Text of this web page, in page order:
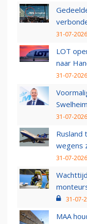
31-07-
LOT
naar
31-07-
31-07-
Rusland
wegens
31-07-
31-07-
MAA